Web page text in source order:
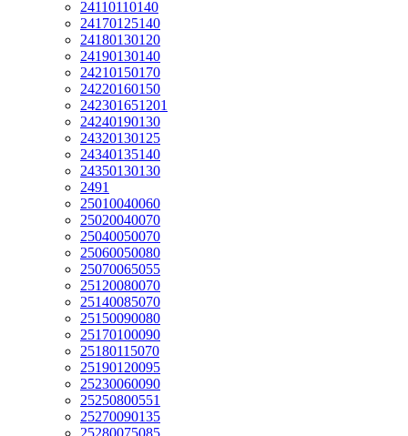
24110110140
24170125140
24180130120
24190130140
24210150170
24220160150
242301651201
24240190130
24320130125
24340135140
24350130130
2491
25010040060
25020040070
25040050070
25060050080
25070065055
25120080070
25140085070
25150090080
25170100090
25180115070
25190120095
25230060090
25250800551
25270090135
25280075085